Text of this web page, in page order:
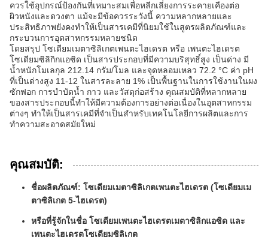
ควรใช้อุปกรณ์ป้องกันที่เหมาะสมเพื่อหลีกเลี่ยงการระคายเคืองต่อ
ผิวหนังและดวงตา แม้จะมีข้อควรระวังนี้ ความหลากหลายและ
ประสิทธิภาพยังคงทำให้เป็นสารเคมีที่นิยมใช้ในสูตรผลิตภัณฑ์และ
กระบวนการอุตสาหกรรมหลายชนิด
โดยสรุป โซเดียมเมตาซิลิเกตเพนตะไฮเดรต หรือ เพนตะไฮเดรต
โซเดียมซิลิกิกแอซิด เป็นสารประกอบที่มีความบริสุทธิ์สูง เป็นด่าง มี
น้ำหนักโมเลกุล 212.14 กรัม/โมล และจุดหลอมเหลว 72.2 °C ค่า pH
ที่เป็นด่างสูง 11-12 ในสารละลาย 1% เป็นพื้นฐานในการใช้งานในผง
ซักฟอก การบำบัดน้ำ กาว และวัสดุก่อสร้าง คุณสมบัติที่หลากหลาย
ของสารประกอบนี้ทำให้มีความต้องการอย่างต่อเนื่องในอุตสาหกรรม
ต่างๆ ทำให้เป็นสารเคมีที่จำเป็นสำหรับเทคโนโลยีการผลิตและการ
ทำความสะอาดสมัยใหม่
คุณสมบัติ:
ชื่อผลิตภัณฑ์: โซเดียมเมตาซิลิเกตเพนตะไฮเดรต (โซเดียมเม
ตาซิลิเกต 5-ไฮเดรต)
หรือที่รู้จักในชื่อ โซเดียมเพนตะไฮเดรตเมตาซิลิกแอซิด และ
เพนตะไฮเดรตโซเดียมซิลิเกต